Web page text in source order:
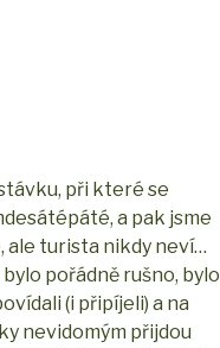
při které se
a pak jsme
ale turista nikdy neví…
pořádně rušno, bylo
(i připíjeli) a na
nevidomým přijdou